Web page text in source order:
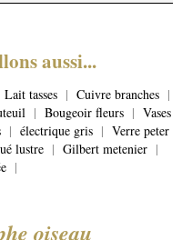
aussi...
Lait tasses | Cuivre branches |
| Bougeoir fleurs | Vases
| électrique gris | Verre peter
lustre | Gilbert metenier |
|
oiseau